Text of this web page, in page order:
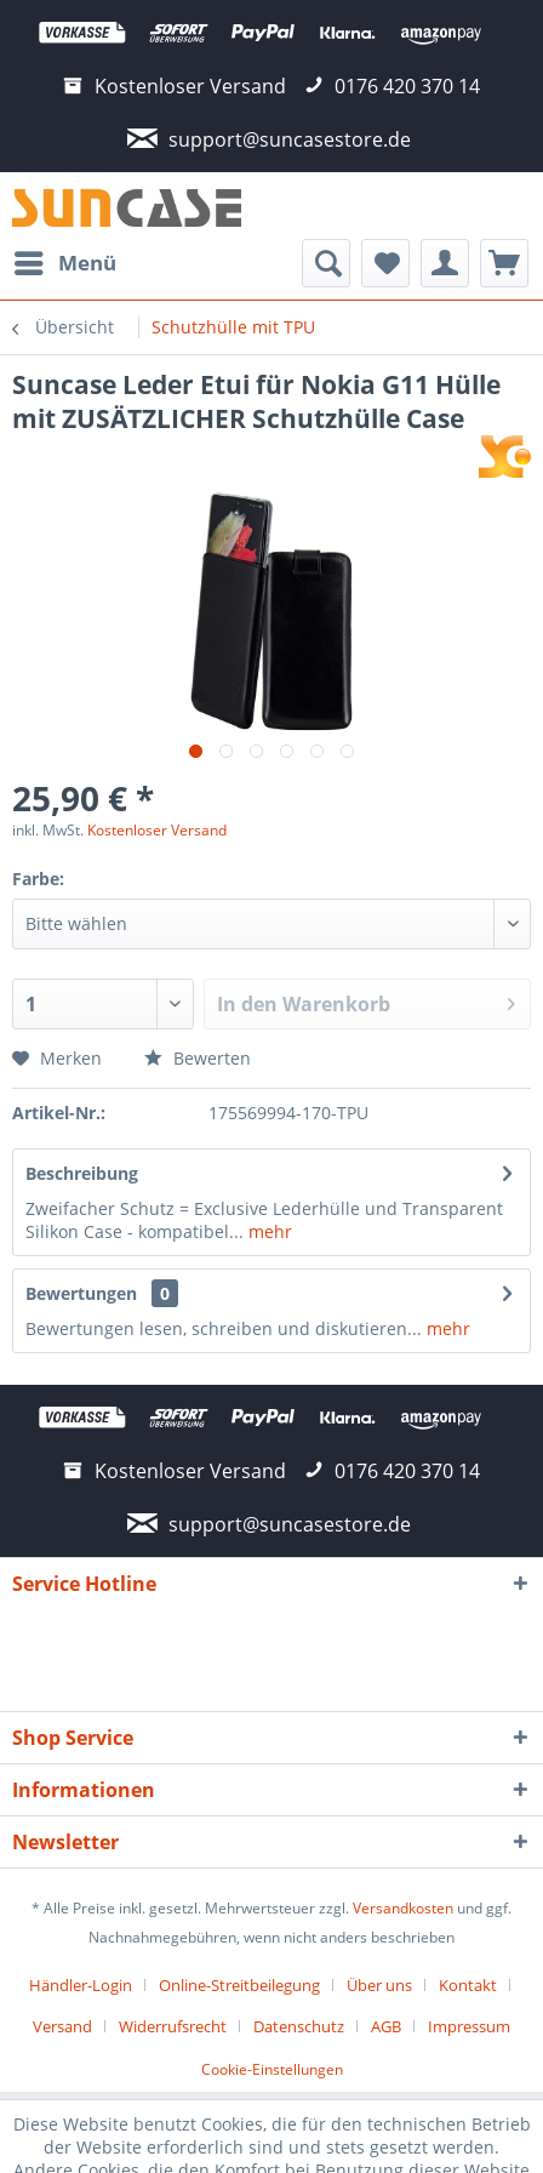
Kostenloser Versand
0176 420 370 14
support@suncasestore.de
Menü
Übersicht Schutzhülle mit TPU
Suncase Leder Etui für Nokia G11 Hülle
mit ZUSÄTZLICHER Schutzhülle Case
25,90 € *
inkl. MwSt. Kostenloser Versand
Farbe:
In den Warenkorb
Merken Bewerten
Artikel-Nr.: 175569994-170-TPU
Beschreibung
Zweifacher Schutz = Exclusive Lederhülle und Transparent
Silikon Case - kompatibel... mehr
Bewertungen
0
Bewertungen lesen, schreiben und diskutieren... mehr
Kostenloser Versand
0176 420 370 14
support@suncasestore.de
Service Hotline
Shop Service
Informationen
Newsletter
* Alle Preise inkl. gesetzl. Mehrwertsteuer zzgl.Versandkosten und ggf.
Nachnahmegebühren, wenn nicht anders beschrieben
Händler-Login Online-Streitbeilegung Über uns
Kontakt
Versand
Widerrufsrecht Datenschutz AGB Impressum
Cookie-Einstellungen
Diese Website benutzt Cookies, die für den technischen Betrieb
der Website erforderlich sind und stets gesetzt werden.